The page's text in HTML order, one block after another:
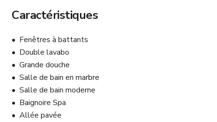
Caractéristiques
Fenêtres à battants
Double lavabo
Grande douche
Salle de bain en marbre
Salle de bain moderne
Baignoire Spa
Allée pavée